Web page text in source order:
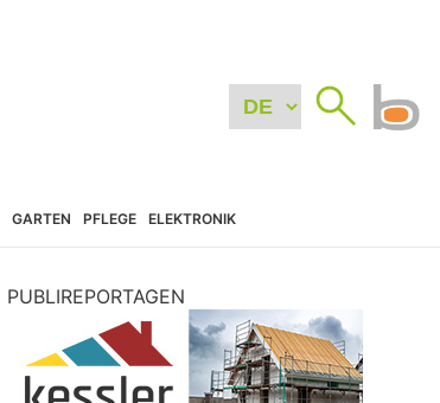
GARTEN PFLEGE ELEKTRONIK
PUBLIREPORTAGEN